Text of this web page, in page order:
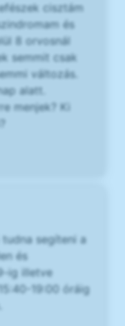
cisztám
és
8 orvosnál
semmit csak
változás.
alatt.
menjek? Ki
tudna segíteni a
és
ig illetve
19:00 óráig